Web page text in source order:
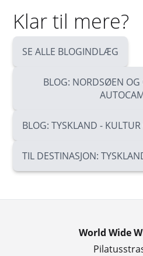
Klar til mere?
SE ALLE BLOGINDLÆG
BLOG: NORDSØEN
BLOG: TYSKLAND -
TIL DESTINASJON:
World Wide